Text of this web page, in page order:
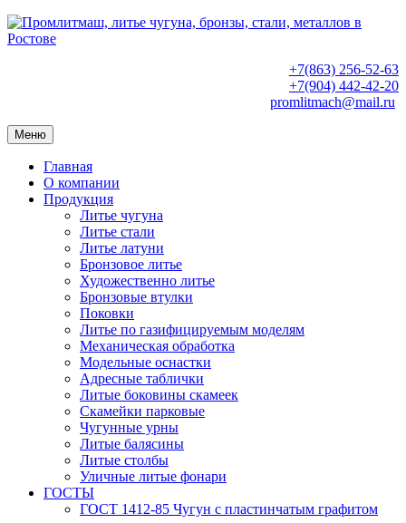
+7(863) 256-52-63
+7(904) 442-42-20
promlitmach@mail.ru
Меню
Главная
О компании
Продукция
Литье чугуна
Литье стали
Литье латуни
Бронзовое литье
Художественно литье
Бронзовые втулки
Поковки
Литье по газифицируемым моделям
Механическая обработка
Модельные оснастки
Адресные таблички
Литые боковины скамеек
Скамейки парковые
Чугунные урны
Литые балясины
Литые столбы
Уличные литые фонари
ГОСТЫ
ГОСТ 1412-85 Чугун с пластинчатым графитом